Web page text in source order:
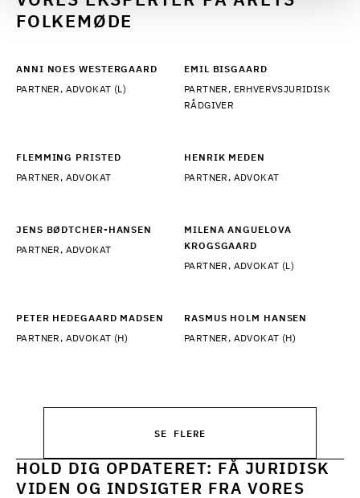
FOLKEMØDE
ANNI NOES WESTERGAARD
PARTNER, ADVOKAT (L)
EMIL BISGAARD
PARTNER, ERHVERVSJURIDISK
RÅDGIVER
FLEMMING PRISTED
PARTNER, ADVOKAT
HENRIK MEDEN
PARTNER, ADVOKAT
JENS BØDTCHER-HANSEN
PARTNER, ADVOKAT
MILENA ANGUELOVA
KROGSGAARD
PARTNER, ADVOKAT (L)
PETER HEDEGAARD MADSEN
PARTNER, ADVOKAT (H)
RASMUS HOLM HANSEN
PARTNER, ADVOKAT (H)
SE FLERE
HOLD DIG OPDATERET: FÅ JURIDISK
VIDEN OG INDSIGTER FRA VORES